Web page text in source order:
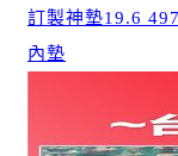
訂製神墊19.6
內墊